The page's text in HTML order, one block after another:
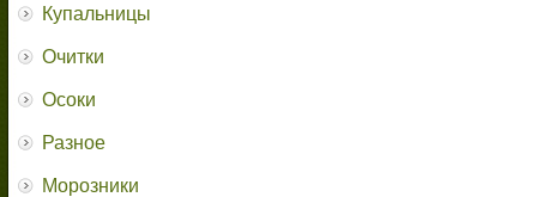
Купальницы
Очитки
Осоки
Разное
Морозники